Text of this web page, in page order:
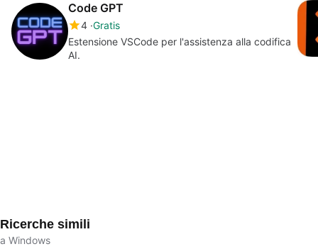
Code GPT
4 Gratis
Estensione VSCode per l'assistenza alla codifica
AI.
Ricerche simili
a Windows